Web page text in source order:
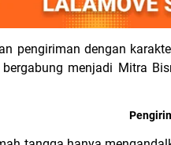
pengiriman dengan
menjadi Mitra